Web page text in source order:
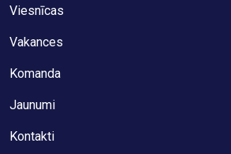
Viesnīcas
Vakances
Komanda
Jaunumi
Kontakti